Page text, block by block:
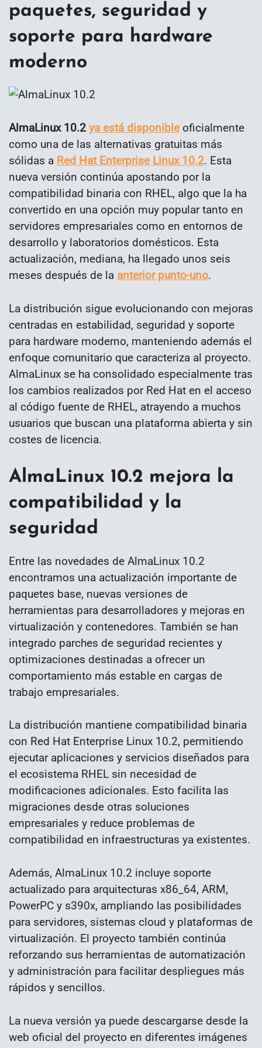
paquetes, seguridad y
soporte para hardware
moderno
AlmaLinux 10.2 ya está disponibleoficialmente
como una de las alternativas gratuitas más
sólidas a Red Hat Enterprise Linux 10.2. Esta
nueva versión continúa apostando por la
compatibilidad binaria con RHEL, algo que la ha
convertido en una opción muy popular tanto en
servidores empresariales como en entornos de
desarrollo y laboratorios domésticos. Esta
actualización, mediana, ha llegado unos seis
meses después de la anterior punto-uno.
La distribución sigue evolucionando con mejoras
centradas en estabilidad, seguridad y soporte
para hardware moderno, manteniendo además el
enfoque comunitario que caracteriza al proyecto.
AlmaLinux se ha consolidado especialmente tras
los cambios realizados por Red Hat en el acceso
al código fuente de RHEL, atrayendo a muchos
usuarios que buscan una plataforma abierta y sin
costes de licencia.
AlmaLinux 10.2 mejora la
compatibilidad y la
seguridad
Entre las novedades de AlmaLinux 10.2
encontramos una actualización importante de
paquetes base, nuevas versiones de
herramientas para desarrolladores y mejoras en
virtualización y contenedores. También se han
integrado parches de seguridad recientes y
optimizaciones destinadas a ofrecer un
comportamiento más estable en cargas de
trabajo empresariales.
La distribución mantiene compatibilidad binaria
con Red Hat Enterprise Linux 10.2, permitiendo
ejecutar aplicaciones y servicios diseñados para
el ecosistema RHEL sin necesidad de
modificaciones adicionales. Esto facilita las
migraciones desde otras soluciones
empresariales y reduce problemas de
compatibilidad en infraestructuras ya existentes.
Además, AlmaLinux 10.2 incluye soporte
actualizado para arquitecturas x86_64, ARM,
PowerPC y s390x, ampliando las posibilidades
para servidores, sistemas cloud y plataformas de
virtualización. El proyecto también continúa
reforzando sus herramientas de automatización
y administración para facilitar despliegues más
rápidos y sencillos.
La nueva versión ya puede descargarse desde la
web oficial del proyecto en diferentes imágenes